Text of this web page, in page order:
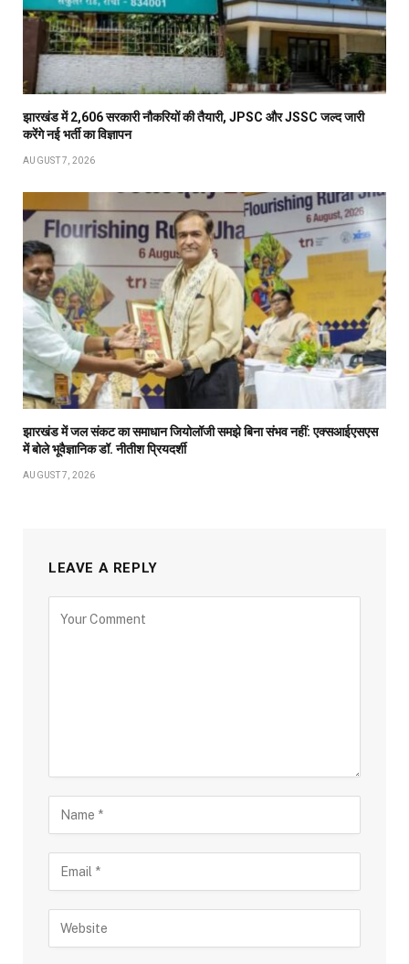
झारखंड में 2,606 सरकारी नौकरियों की तैयारी, JPSC और JSSC जल्द जारी
करेंगे नई भर्ती का विज्ञापन
AUGUST 7, 2026
झारखंड में जल संकट का समाधान जियोलॉजी समझे बिना संभव नहीं: एक्सआईएसएस
में बोले भूवैज्ञानिक डॉ. नीतीश प्रियदर्शी
AUGUST 7, 2026
LEAVE A REPLY